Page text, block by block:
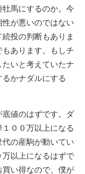
馬にするのか。今
が悪いのではない
投の判断もありま
あります。もしチ
いと考えていたナ
かナダルにする
値のはずです。ダ
１００万以上になる
の産駒が動いてい
以上になるはずで
い得なので、僕が